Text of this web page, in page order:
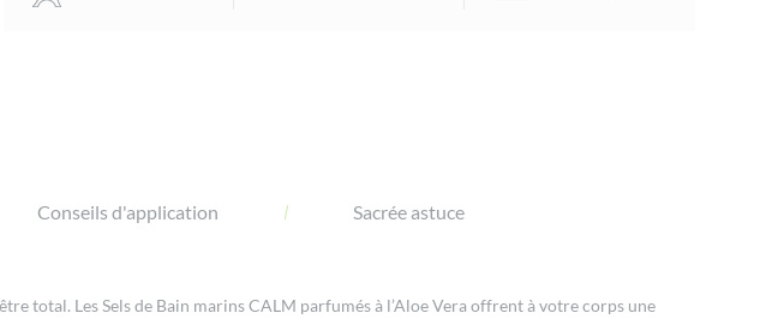
Conseils d'application Sacrée astuce
total. Les Sels de Bain marins CALM parfumés à l’Aloe Vera offrent à votre corps une